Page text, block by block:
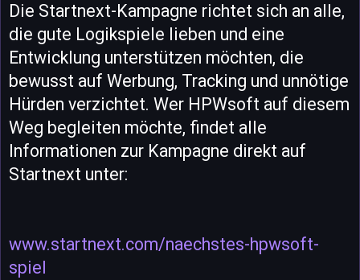
Die Startnext-Kampagne richtet sich an alle,
die gute Logikspiele lieben und eine
Entwicklung unterstützen möchten, die
bewusst auf Werbung, Tracking und unnötige
Hürden verzichtet. Wer HPWsoft auf diesem
Weg begleiten möchte, findet alle
Informationen zur Kampagne direkt auf
Startnext unter:
www.startnext.com/naechstes-hpwsoft-
spiel